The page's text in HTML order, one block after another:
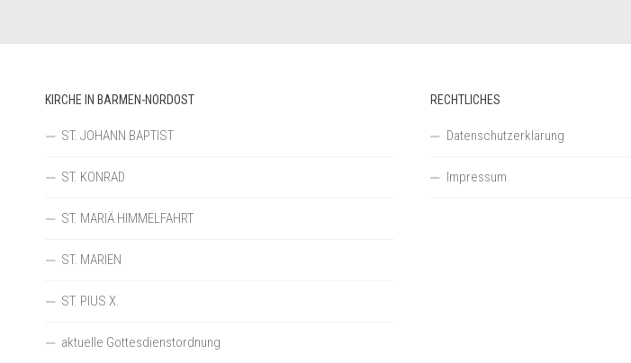
KIRCHE IN BARMEN-NORDOST
ST. JOHANN BAPTIST
ST. KONRAD
ST. MARIÄ HIMMELFAHRT
ST. MARIEN
ST. PIUS X.
aktuelle Gottesdienstordnung
RECHTLICHES
Datenschutzerklärung
Impressum